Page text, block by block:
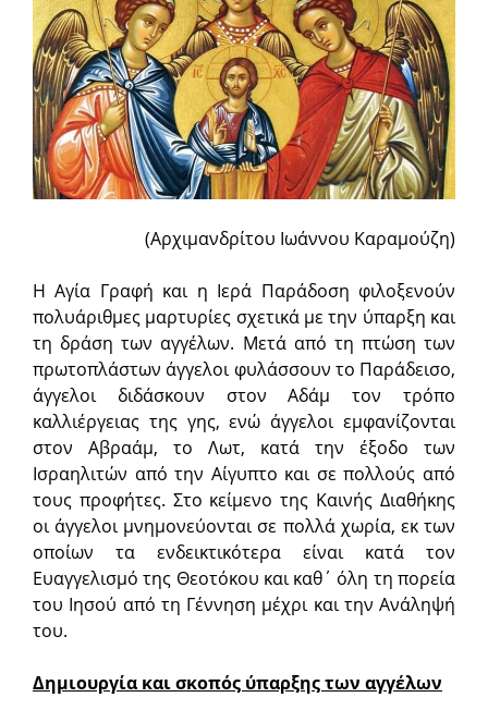
(Αρχιμανδρίτου Ιωάννου Καραμούζη)
Η Αγία Γραφή και η Ιερά Παράδοση φιλοξενούν
πολυάριθμες μαρτυρίες σχετικά με την ύπαρξη και
τη δράση των αγγέλων. Μετά από τη πτώση των
πρωτοπλάστων άγγελοι φυλάσσουν το Παράδεισο,
άγγελοι διδάσκουν στον Αδάμ τον τρόπο
καλλιέργειας της γης, ενώ άγγελοι εμφανίζονται
στον Αβραάμ, το Λωτ, κατά την έξοδο των
Ισραηλιτών από την Αίγυπτο και σε πολλούς από
τους προφήτες. Στο κείμενο της Καινής Διαθήκης
οι άγγελοι μνημονεύονται σε πολλά χωρία, εκ των
οποίων τα ενδεικτικότερα είναι κατά τον
Ευαγγελισμό της Θεοτόκου και καθ΄ όλη τη πορεία
του Ιησού από τη Γέννηση μέχρι και την Ανάληψή
του.
Δημιουργία και σκοπός ύπαρξης των αγγέλων